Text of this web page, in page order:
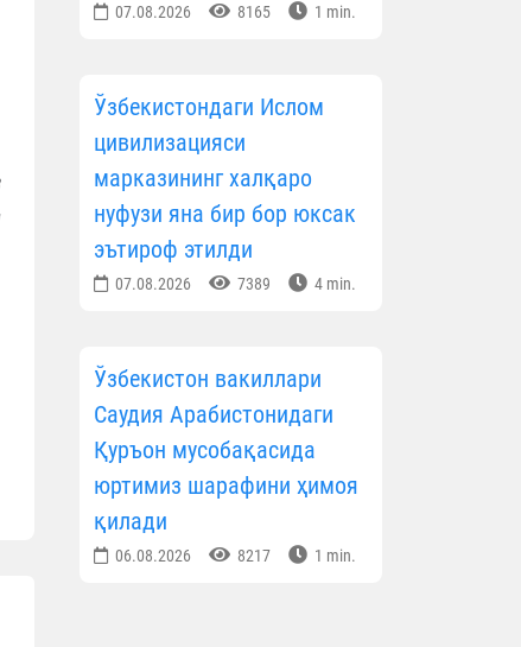
07.08.2026 8165 1 min.
Ўзбекистондаги Ислом
цивилизацияси
марказининг халқаро
нуфузи яна бир бор юксак
эътироф этилди
07.08.2026 7389 4 min.
Ўзбекистон вакиллари
Саудия Арабистонидаги
Қуръон мусобақасида
юртимиз шарафини ҳимоя
қилади
06.08.2026 8217 1 min.